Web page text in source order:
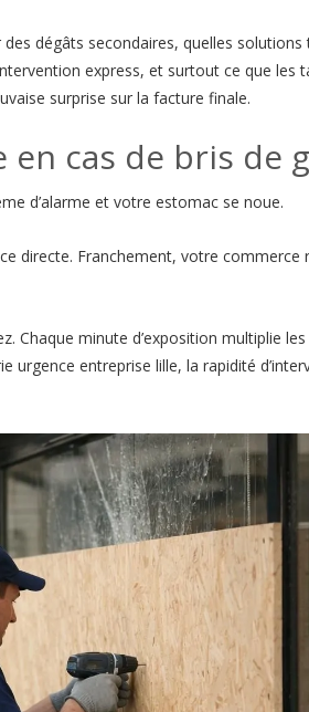
dégâts secondaires, quelles solutions
express, et surtout ce que les
surprise sur la facture finale.
cas de bris de
d’alarme et votre estomac se noue.
directe. Franchement, votre commerce
Chaque minute d’exposition multiplie
urgence entreprise lille, la rapidité